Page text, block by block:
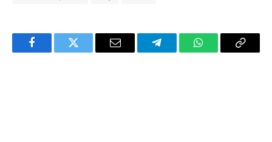
FacebookTwitter Email TelegramWhatsAppCopy